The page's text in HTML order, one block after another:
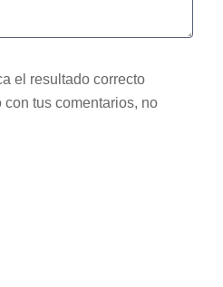
el resultado correcto
con tus comentarios, no